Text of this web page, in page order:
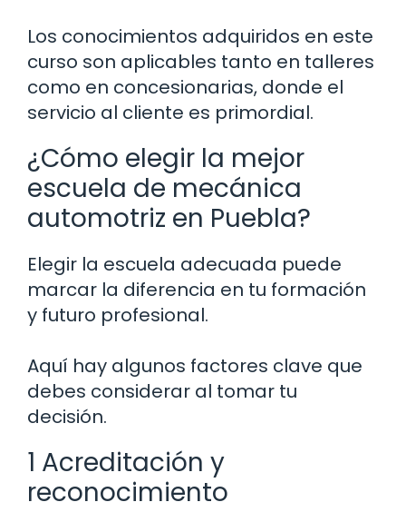
Los conocimientos adquiridos en este
curso son aplicables tanto en talleres
como en concesionarias, donde el
servicio al cliente es primordial.
¿Cómo elegir la mejor
escuela de mecánica
automotriz en Puebla?
Elegir la escuela adecuada puede
marcar la diferencia en tu formación
y futuro profesional.
Aquí hay algunos factores clave que
debes considerar al tomar tu
decisión.
1 Acreditación y
reconocimiento